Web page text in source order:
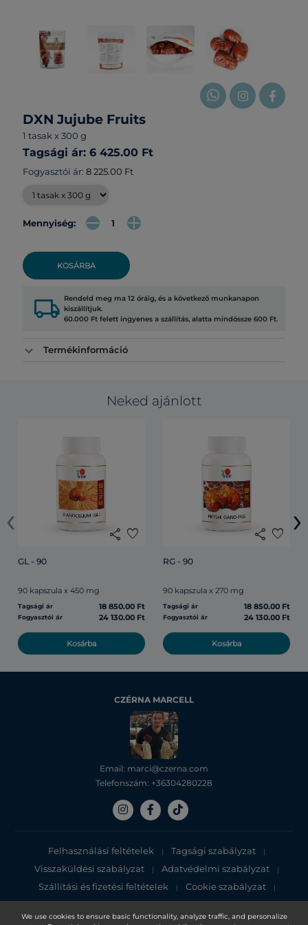
We use cookies to ensure basic functionality, analyze traffic, and personalize
DXN Jujube Fruits
1 tasak x 300 g
Tagsági ár: 6 425.00 Ft
Fogyasztói ár: 8 225.00 Ft
Mennyiség:
KOSÁRBA
local_shipping Rendeld meg ma 12 óráig, és a következő munkanapon
kiszállítjuk.
60.000 Ft felett ingyenes a szállítás, alatta mindössze 600 Ft.
Termékinformáció
Neked ajánlott
share favorite
GL - 90
90 kapszula x 450 mg
Tagsági ár 18 850.00 Ft
Fogyasztói ár 24 130.00 Ft
Kosárba
share favorite
RG - 90
90 kapszula x 270 mg
Tagsági ár 18 850.00 Ft
Fogyasztói ár 24 130.00 Ft
Kosárba
‹ ›
CZÉRNA MARCELL
Email: marci@czerna.com
Telefonszám: +36304280228
Felhasználási feltételek | Tagsági szabályzat |
Visszaküldési szabályzat | Adatvédelmi szabályzat |
Szállítási és fizetési feltételek | Cookie szabályzat |
Adatvédelmi tájékoztató